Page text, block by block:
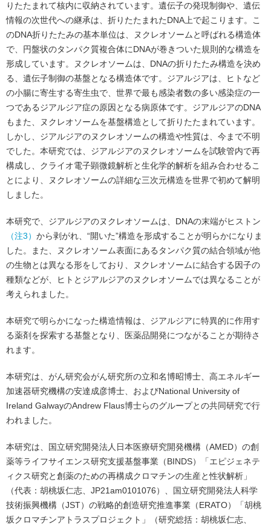
りたたまれて核内に収納されています。遺伝子の発現制御や、遺伝
情報の次世代への継承は、折りたたまれたDNA上で起こります。こ
のDNA折りたたみの基本単位は、ヌクレオソームと呼ばれる構造体
で、円盤状のタンパク質複合体にDNAが巻きついた規則的な構造を
形成しています。ヌクレオソームは、DNAの折りたたみ構造を決め
る、遺伝子制御の基盤となる構造体です。ジアルジアは、ヒトなど
の小腸に寄生する寄生虫で、世界で最も感染者数の多い感染症の一
つであるジアルジア症の原因となる病原体です。ジアルジアのDNA
もまた、ヌクレオソームを基盤構造として折りたたまれています。
しかし、ジアルジアのヌクレオソームの構造や性質は、今まで不明
でした。本研究では、ジアルジアのヌクレオソームを試験管内で再
構成し、クライオ電子顕微鏡解析と生化学的解析を組み合わせるこ
とにより、ヌクレオソームの詳細な三次元構造を世界で初めて解明
しました。
本研究で、ジアルジアのヌクレオソームは、DNAの末端がヒストン
（注3） から剥がれ、“開いた”構造を形成することが明らかになりま
した。また、ヌクレオソーム表面にあるタンパク質の結合領域が他
の生物とは異なる形をしており、ヌクレオソームに結合する因子の
種類などが、ヒトとジアルジアのヌクレオソームでは異なることが
考えられました。
本研究で明らかになった構造情報は、ジアルジアに特異的に作用す
る薬剤を探索する基盤となり、医薬品開発につながることが期待さ
れます。
本研究は、がん研究会がん研究所の立和名博昭博士、高エネルギー
加速器研究機構の安達成彦博士、およびNational University of
Ireland GalwayのAndrew Flaus博士らのグループとの共同研究で行
われました。
本研究は、国立研究開発法人日本医療研究開発機構（AMED）の創
薬等ライフサイエンス研究支援基盤事業（BINDS）「エピジェネテ
ィクス研究と創薬のための再構成クロマチンの生産と性状解析」
（代表：胡桃坂仁志、JP21am0101076）、国立研究開発法人科学
技術振興機構（JST）の戦略的創造研究推進事業（ERATO）「胡桃
坂クロマチンアトラスプロジェクト」（研究総括：胡桃坂仁志、